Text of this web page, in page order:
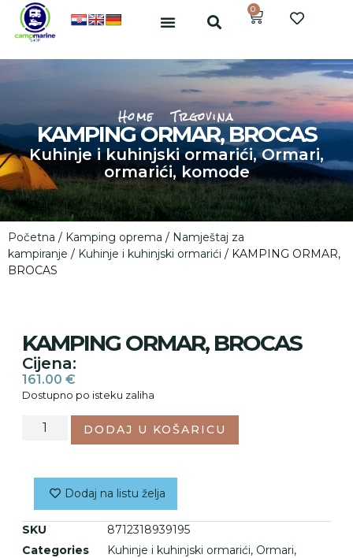
0
Home Trgovina
KAMPING ORMAR, BROCAS
Kuhinje i kuhinjski ormarići,Ormari,
ormarići, komode
Početna / Kamping oprema / Namještaj za
kampiranje / Kuhinje i kuhinjski ormarići / KAMPING ORMAR,
BROCAS
KAMPING ORMAR, BROCAS
Cijena:
161.00 €
Dostupno po isteku zaliha
DODAJ U KOŠARICU
Dodaj na listu želja
SKU
8712318939195
Categories
Kuhinje i kuhinjski ormarići, Ormari,